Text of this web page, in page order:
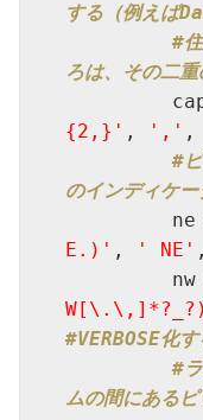
する（例えば
#
ろは、その二
{2,}' , ',' ,
#
のインディケ
ne
E.)' , ' NE'
nw
#VERBOSE化す
#
ムの間にある